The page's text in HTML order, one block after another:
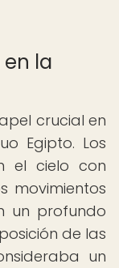
la
crucial en
Egipto. Los
el cielo con
movimientos
un profundo
de las
un